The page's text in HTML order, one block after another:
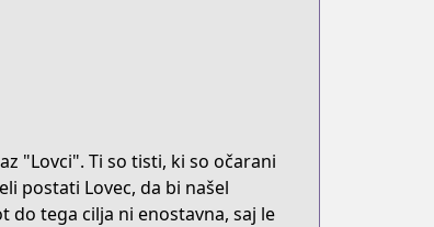
"Lovci". Ti so tisti, ki so očarani
postati Lovec, da bi našel
do tega cilja ni enostavna, saj le